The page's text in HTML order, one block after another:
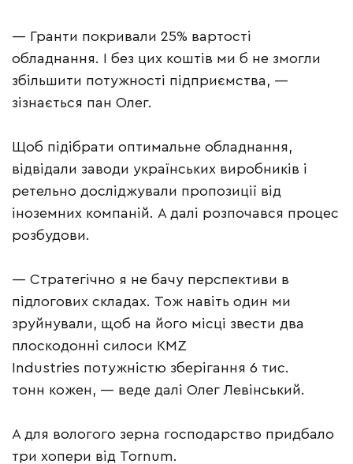
— Гранти покривали 25% вартості
обладнання. І без цих коштів ми б не змогли
збільшити потужності підприємства, —
зізнається пан Олег.
Щоб підібрати оптимальне обладнання,
відвідали заводи українських виробників і
ретельно досліджували пропозиції від
іноземних компаній. А далі розпочався процес
розбудови.
— Стратегічно я не бачу перспективи в
підлогових складах. Тож навіть один ми
зруйнували, щоб на його місці звести два
плоскодонні силоси KMZ
Industries потужністю зберігання 6 тис.
тонн кожен, — веде далі Олег Левінський.
А для вологого зерна господарство придбало
три хопери від Tornum.